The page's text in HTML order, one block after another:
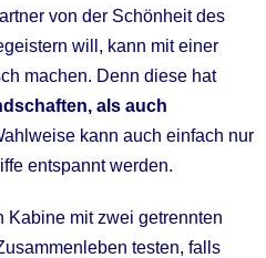
von der Schönheit des
will, kann mit einer
machen. Denn diese hat
als auch
kann auch einfach nur
entspannt werden.
Kabine mit zwei getrennten
testen, falls